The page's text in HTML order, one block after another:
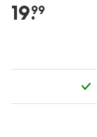
19.
99